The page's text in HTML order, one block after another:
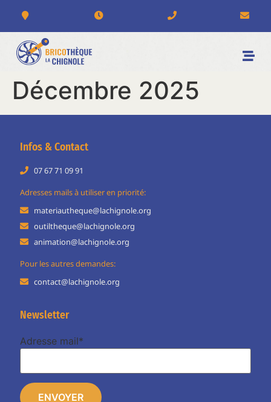
Décembre 2025
Infos & Contact
07 67 71 09 91
Adresses mails à utiliser en priorité:
materiautheque@lachignole.org
outiltheque@lachignole.org
animation@lachignole.org
Pour les autres demandes:
contact@lachignole.org
Newsletter
Adresse mail*